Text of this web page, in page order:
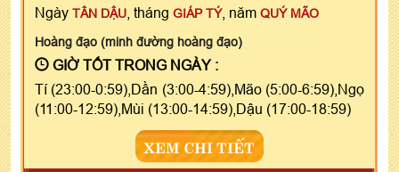
Ngày TÂN DẬU , tháng GIÁP TÝ, năm QUÝ MÃO
Hoàng đạo (minh đường hoàng đạo)
GIỜ TỐT TRONG NGÀY :
Tí (23:00-0:59),Dần (3:00-4:59),Mão (5:00-6:59),Ngọ
(11:00-12:59),Mùi (13:00-14:59),Dậu (17:00-18:59)
XEM CHI TIẾT